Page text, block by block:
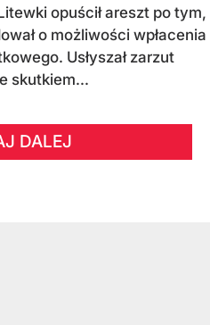
opuścił areszt po tym,
o możliwości wpłacenia
Usłyszał zarzut
skutkiem...
DALEJ